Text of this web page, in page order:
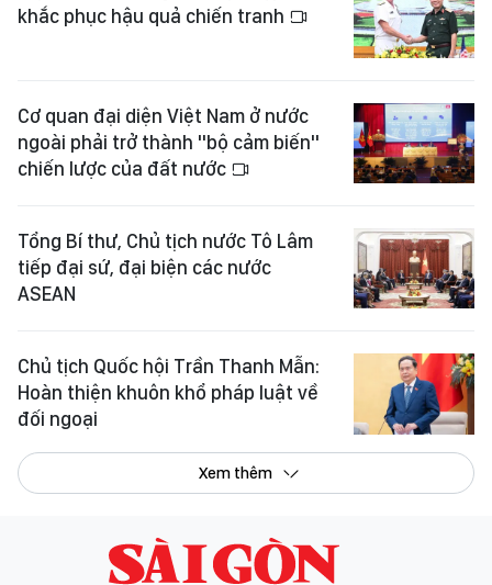
khắc phục hậu quả chiến tranh
Cơ quan đại diện Việt Nam ở nước
ngoài phải trở thành "bộ cảm biến"
chiến lược của đất nước
Tổng Bí thư, Chủ tịch nước Tô Lâm
tiếp đại sứ, đại biện các nước
ASEAN
Chủ tịch Quốc hội Trần Thanh Mẫn:
Hoàn thiện khuôn khổ pháp luật về
đối ngoại
Xem thêm